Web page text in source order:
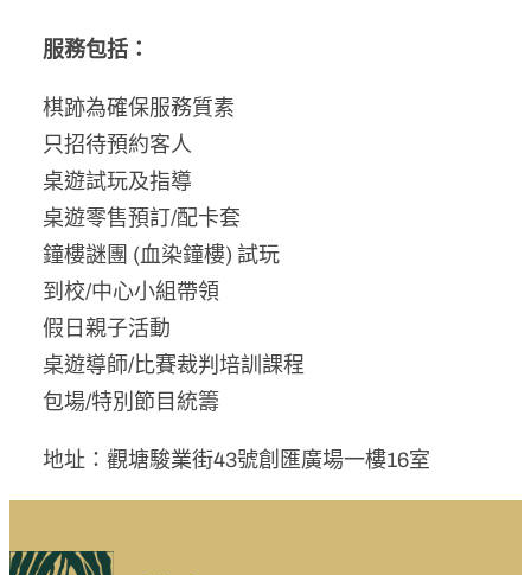
服務包括：
棋跡為確保服務質素
只招待預約客人
桌遊試玩及指導
桌遊零售預訂/配卡套
鐘樓謎團 (血染鐘樓) 試玩
到校/中心小組帶領
假日親子活動
桌遊導師/比賽裁判培訓課程
包場/特別節目統籌
地址：觀塘駿業街43號創匯廣場一樓16室